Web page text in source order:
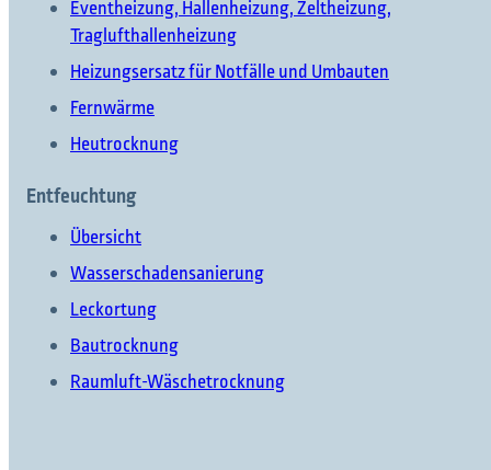
Was möchten Sie finden?
Eventheizung, Hallenheizung, Zeltheizung,
Traglufthallenheizung
Heizungsersatz für Notfälle und Umbauten
Fernwärme
Heutrocknung
Entfeuchtung
Übersicht
Wasserschadensanierung
Leckortung
Bautrocknung
Raumluft-Wäschetrocknung